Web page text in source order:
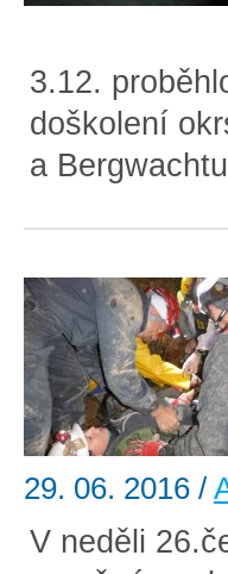
3.12.
doškolení
a
29. 06. 2016 /
V neděli